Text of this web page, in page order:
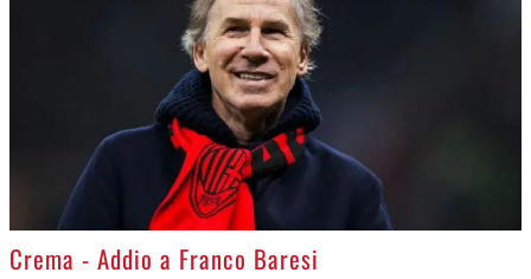
>
Crema - Addio a Franco Baresi